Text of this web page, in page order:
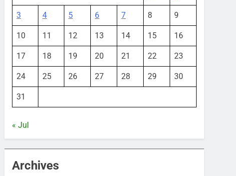
3 4 5 6 7 8 9
10 11 12 13 14 15 16
17 18 19 20 21 22 23
24 25 26 27 28 29 30
31
« Jul
Archives